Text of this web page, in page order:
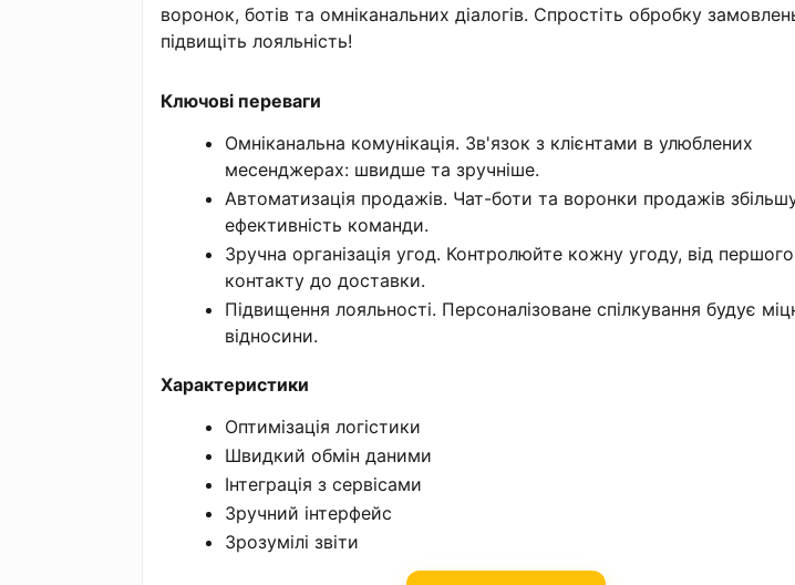
воронок, ботів та омніканальних діалогів. Спростіть обробку
підвищіть лояльність!
Ключові переваги
Омніканальна комунікація. Зв'язок з клієнтами в улюблених
месенджерах: швидше та зручніше.
Автоматизація продажів. Чат-боти та воронки продажів
ефективність команди.
Зручна організація угод. Контролюйте кожну угоду, від першого
контакту до доставки.
Підвищення лояльності. Персоналізоване спілкування будує
відносини.
Характеристики
Оптимізація логістики
Швидкий обмін даними
Інтеграція з сервісами
Зручний інтерфейс
Зрозумілі звіти